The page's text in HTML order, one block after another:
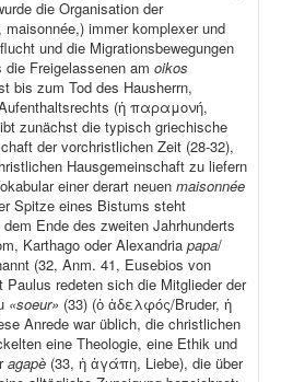
die Organisation der
maisonnée,) immer komplexer und
und die Migrationsbewegungen
Freigelassenen am oikos
bis zum Tod des Hausherrn,
(ἡ παραμονή,
zunächst die typisch griechische
der vorchristlichen Zeit (28-32),
Hausgemeinschaft zu liefern
einer derart neuen maisonnée
Spitze eines Bistums steht
Ende des zweiten Jahrhunderts
Karthago oder Alexandria papa/
(32, Anm. 41, Eusebios von
Paulus redeten sich die Mitglieder der
«soeur» (33) (ὁ ἀδελφός/Bruder, ἡ
Anrede war üblich, die christlichen
eine Theologie, eine Ethik und
agapè (33, ἡ ἀγάπη, Liebe), die über